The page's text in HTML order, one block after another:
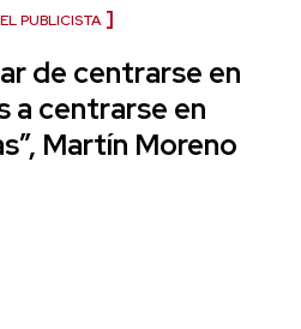
PUBLICISTA
de centrarse en
a centrarse en
Martín Moreno